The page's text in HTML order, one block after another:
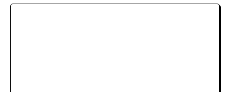
Komentar